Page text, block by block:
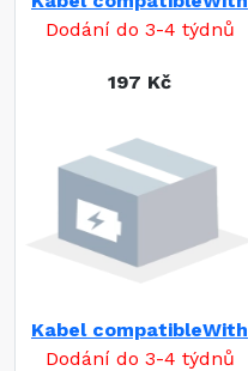
Dodání do 3-4 týdnů
197 Kč
Kabel compatibleWith
Dodání do 3-4 týdnů